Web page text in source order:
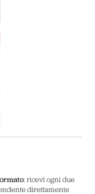
: ricevi ogni due
direttamente